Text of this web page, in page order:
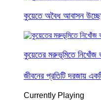
কুয়েতে অবৈধ আবাসন
কুয়েতের মরুভূমিতে নিখোঁজ
জীবনের প্রতিটি দরজায়
Currently Playing